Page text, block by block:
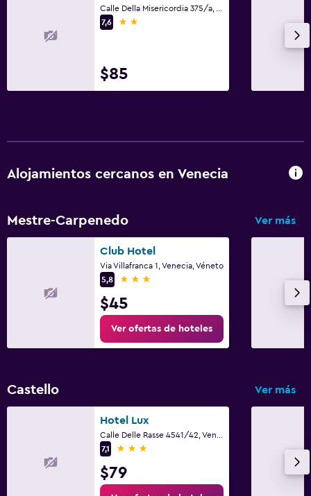
7,6
2 estrellas
$85
Alojamientos cercanos en Venecia
Mestre-Carpenedo Ver más
Club Hotel
Via Villafranca 1, Venecia, Véneto
5,8
3 estrellas
$45
Ver ofertas de hoteles
Castello Ver más
Hotel Lux
7,1
3 estrellas
$79